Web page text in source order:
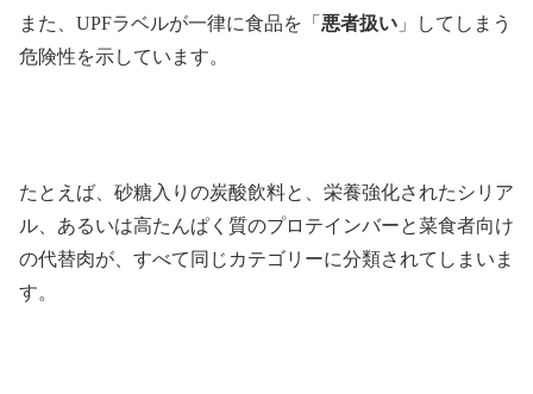
また、UPFラベルが一律に食品を「 悪者扱い 」してしまう
危険性を示しています。
たとえば、砂糖入りの炭酸飲料と、栄養強化されたシリア
ル、あるいは高たんぱく質のプロテインバーと菜食者向け
の代替肉が、すべて同じカテゴリーに分類されてしまいま
す。